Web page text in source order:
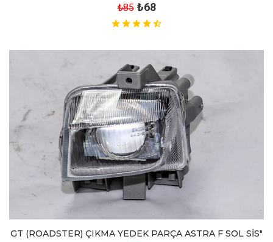
₺85 ₺68
GT (ROADSTER) ÇIKMA YEDEK PARÇA ASTRA F SOL SİS"